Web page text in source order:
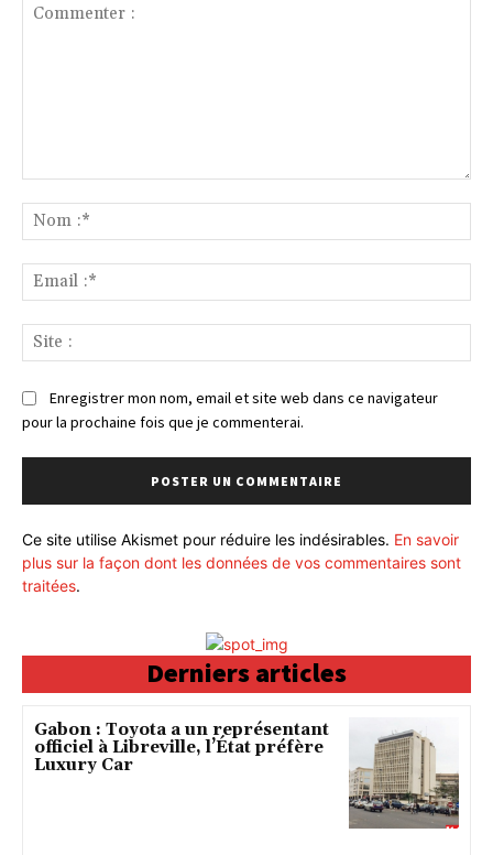
:*
:*
:
Enregistrer mon nom, email et site web dans ce navigateur
pour la prochaine fois que je commenterai.
Ce site utilise Akismet pour réduire les indésirables. En savoir
plus sur la façon dont les données de vos commentaires sont
traitées.
Derniers articles
Gabon : Toyota a un représentant
officiel à Libreville, l’État préfère
Luxury Car